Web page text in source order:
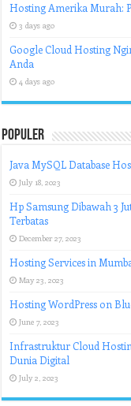
Hosting Amerika Murah:
3 days ago
Google Cloud Hosting
Anda
4 days ago
Populer
Java MySQL Database
July 18, 2023
Hp Samsung Dibawah 3
Terbatas
December 27, 2023
Hosting Services in
May 23, 2023
Hosting WordPress on
June 7, 2023
Infrastruktur Cloud
Dunia Digital
July 2, 2023